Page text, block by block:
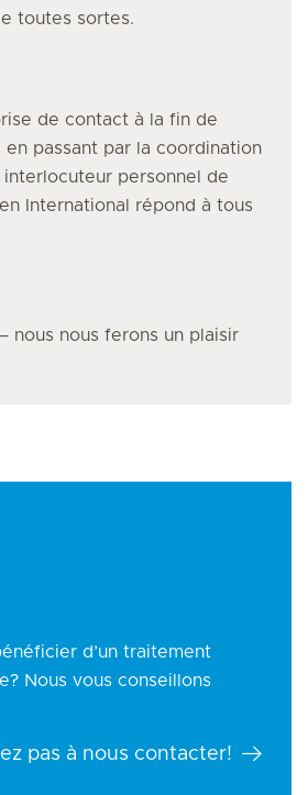
toutes sortes.
de contact à la fin de
passant par la coordination
interlocuteur personnel de
International répond à tous
– nous nous ferons un plaisir
d’un traitement
Nous vous conseillons
pas à nous contacter!